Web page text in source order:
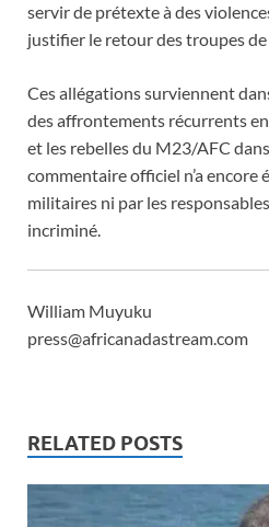
servir de prétexte à des
justifier le retour des troupes de
Ces allégations surviennent
des affrontements récurrents
et les rebelles du M23/AFC
commentaire officiel n’a
militaires ni par les
incriminé.
William Muyuku
press@africanadastream.com
RELATED POSTS